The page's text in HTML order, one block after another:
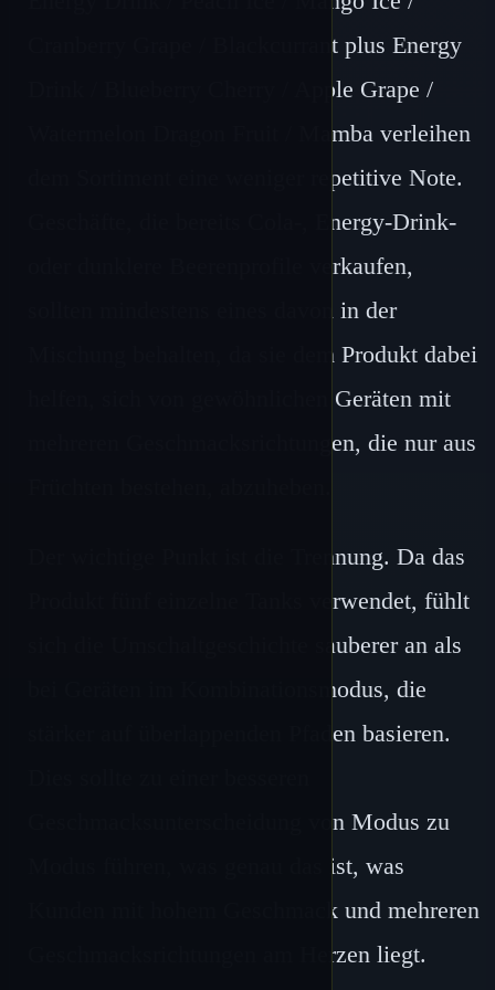
Cranberry Grape / Blackcurrant plus Energy
Drink / Blueberry Cherry / Apple Grape /
Watermelon Dragon Fruit / Mamba verleihen
dem Sortiment eine weniger repetitive Note.
Geschäfte, die bereits Cola-, Energy-Drink-
oder dunklere Beerenprofile verkaufen,
sollten mindestens eines davon in der
Mischung behalten, da sie dem Produkt dabei
helfen, sich von gewöhnlichen Geräten mit
mehreren Geschmacksrichtungen, die nur aus
Der wichtige Punkt ist die Trennung. Da das
Produkt fünf einzelne Tanks verwendet, fühlt
sich die Umschaltgeschichte sauberer an als
bei Geräten im Kombinationsmodus, die
stärker auf überlappenden Pfaden basieren.
Geschmacksunterscheidung von Modus zu
Modus führen, was genau das ist, was
Kunden mit hohem Geschmack und mehreren
Geschmacksrichtungen am Herzen liegt.